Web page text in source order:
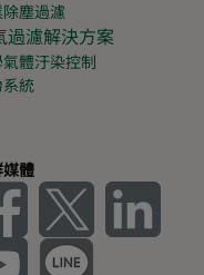
除塵過濾
過濾解決方案
體汙染控制
系統
體